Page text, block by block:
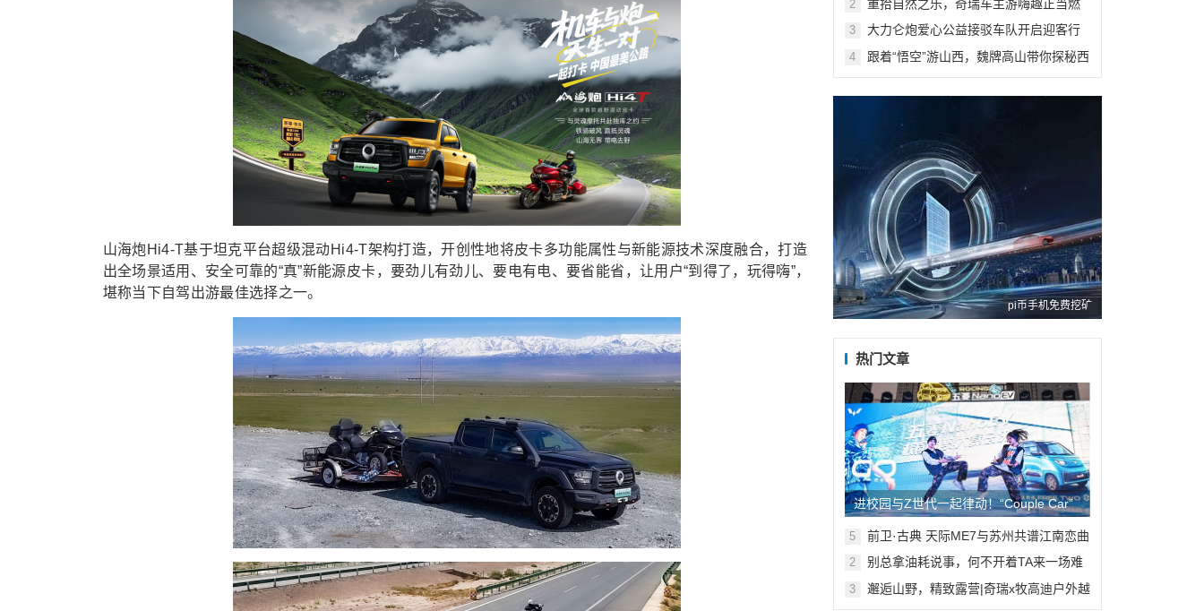
山海炮Hi4-T基于坦克平台超级混动Hi4-T架构打造，开创性地将皮卡多功能属性与新能源技术深度融合，打造
出全场景适用、安全可靠的“真”新能源皮卡，要劲儿有劲儿、要电有电、要省能省，让用户“到得了，玩得嗨”，
堪称当下自驾出游最佳选择之一。
2 重拾自然之乐，奇瑞车主游嗨趣正当燃
3
大力仑炮爱心公益接驳车队开启迎客行
4
跟着“悟空”游山西，魏牌高山带你探秘西
pi币手机免费挖矿
热门文章
进校园与Z世代一起律动！“Couple Car”
五菱NanoEV组队大学生共创共玩
5 前卫·古典 天际ME7与苏州共谱江南恋曲
2
别总拿油耗说事，何不开着TA来一场难
3
邂逅山野，精致露营|奇瑞x牧高迪户外越